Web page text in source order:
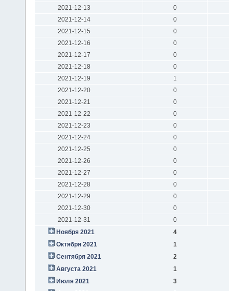
2021-12-13
0
2021-12-14
0
2021-12-15
0
2021-12-16
0
2021-12-17
0
2021-12-18
0
2021-12-19
1
2021-12-20
0
2021-12-21
0
2021-12-22
0
2021-12-23
0
2021-12-24
0
2021-12-25
0
2021-12-26
0
2021-12-27
0
2021-12-28
0
2021-12-29
0
2021-12-30
0
2021-12-31
0
Ноября 2021
4
Октября 2021
1
Сентября 2021
2
Августа 2021
1
Июля 2021
3